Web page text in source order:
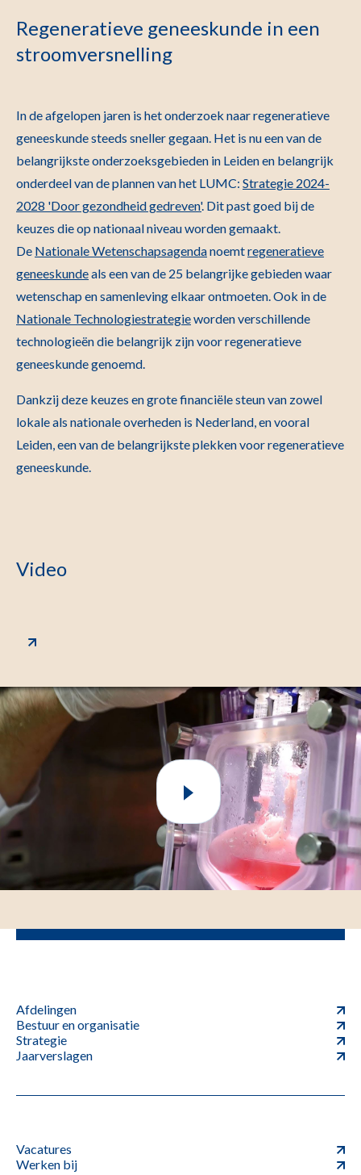
Regeneratieve geneeskunde in een
stroomversnelling
In de afgelopen jaren is het onderzoek naar regeneratieve
geneeskunde steeds sneller gegaan. Het is nu een van de
belangrijkste onderzoeksgebieden in Leiden en belangrijk
onderdeel van de plannen van het LUMC: Strategie 2024-
2028 'Door gezondheid gedreven'. Dit past goed bij de
keuzes die op nationaal niveau worden gemaakt.
De Nationale Wetenschapsagendanoemtregeneratieve
geneeskundeals een van de 25 belangrijke gebieden waar
wetenschap en samenleving elkaar ontmoeten. Ook in de
Nationale Technologiestrategieworden verschillende
technologieën die belangrijk zijn voor regeneratieve
geneeskunde genoemd.
Dankzij deze keuzes en grote financiële steun van zowel
lokale als nationale overheden is Nederland, en vooral
Leiden, een van de belangrijkste plekken voor regeneratieve
geneeskunde.
Video
Afdelingen
Bestuur en organisatie
Strategie
Jaarverslagen
Vacatures
Werken bij